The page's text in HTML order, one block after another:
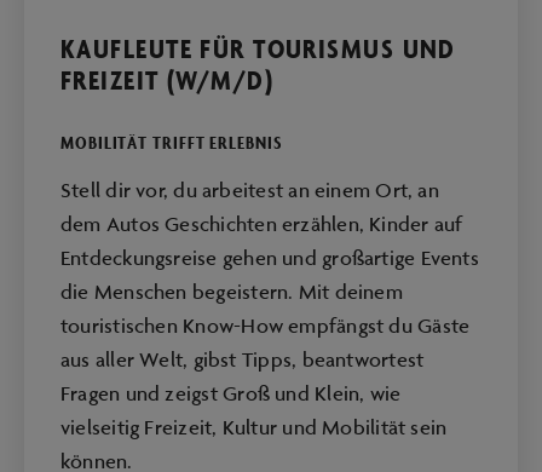
KAUFLEUTE FÜR TOURISMUS UND
FREIZEIT (W/M/D)
MOBILITÄT TRIFFT ERLEBNIS
Stell dir vor, du arbeitest an einem Ort, an
dem Autos Geschichten erzählen, Kinder auf
Entdeckungsreise gehen und großartige Events
die Menschen begeistern. Mit deinem
touristischen Know-How empfängst du Gäste
aus aller Welt, gibst Tipps, beantwortest
Fragen und zeigst Groß und Klein, wie
vielseitig Freizeit, Kultur und Mobilität sein
können.